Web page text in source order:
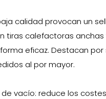
calidad provocan un
tiras calefactoras
eficaz. Destacan
al por mayor.
vacío: reduce los